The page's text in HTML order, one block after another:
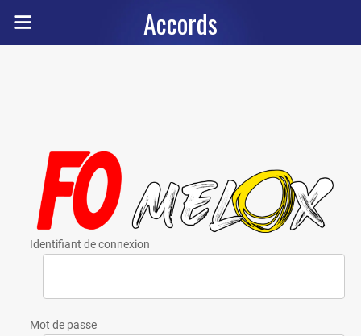
Accords
Identifiant de connexion
Mot de passe